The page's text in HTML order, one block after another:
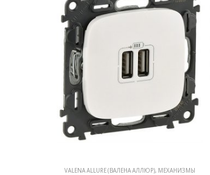
VALENA ALLURE (ВАЛЕНА АЛЛЮР), МЕХАНИЗМЫ